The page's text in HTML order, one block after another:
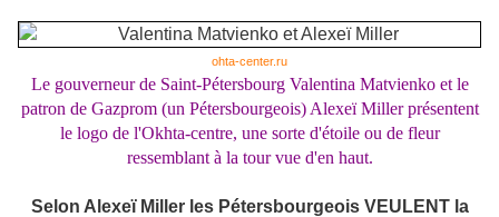
ohta-center.ru
Le gouverneur de Saint-Pétersbourg Valentina Matvienko et le
patron de Gazprom (un Pétersbourgeois) Alexeï Miller présentent
le logo de l'Okhta-centre, une sorte d'étoile ou de fleur
ressemblant à la tour vue d'en haut.
Selon Alexeï Miller les Pétersbourgeois VEULENT la